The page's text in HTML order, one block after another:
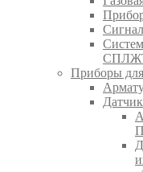
Приборы